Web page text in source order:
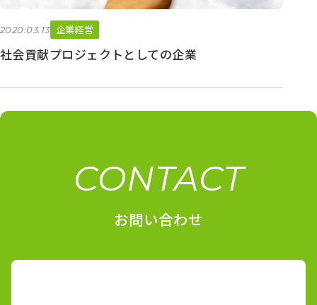
2020.03.13 企業経営
社会貢献プロジェクトとしての企業
CONTACT
お問い合わせ